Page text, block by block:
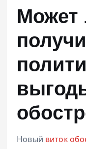
Может
Новый виток